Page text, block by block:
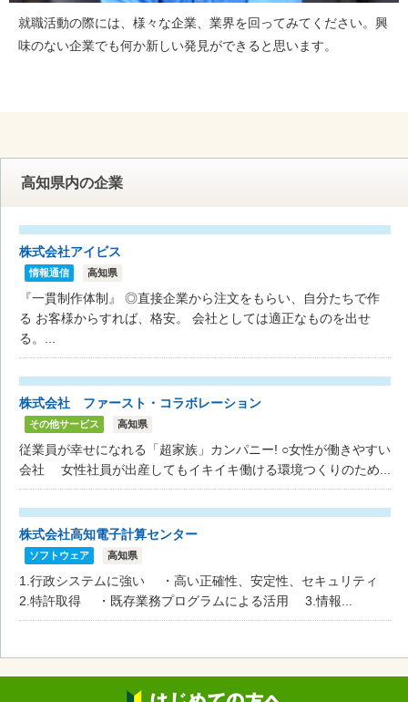
就職活動の際には、様々な企業、業界を回ってみてください。興
味のない企業でも何か新しい発見ができると思います。
高知県内の企業
株式会社アイビス
情報通信 高知県
『一貫制作体制』 ◎直接企業から注文をもらい、自分たちで作
る お客様からすれば、格安。 会社としては適正なものを出せ
る。...
株式会社 ファースト・コラボレーション
その他サービス 高知県
従業員が幸せになれる「超家族」カンパニー! ○女性が働きやすい
会社 女性社員が出産してもイキイキ働ける環境つくりのため...
株式会社高知電子計算センター
ソフトウェア 高知県
1.行政システムに強い ・高い正確性、安定性、セキュリティ
2.特許取得 ・既存業務プログラムによる活用 3.情報...